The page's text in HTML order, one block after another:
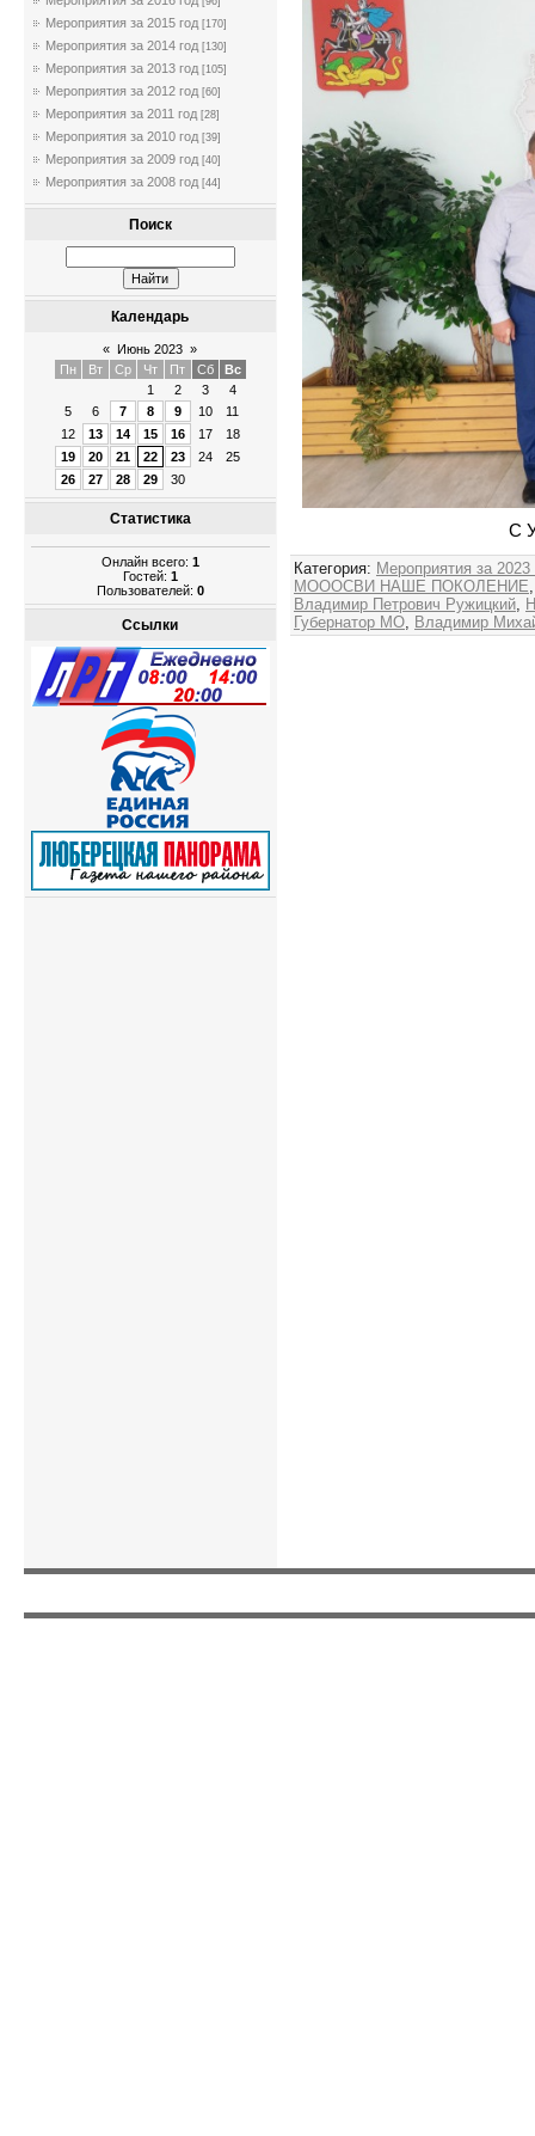
Мероприятия за 2015 год [170]
Мероприятия за 2014 год [130]
Мероприятия за 2013 год [105]
Мероприятия за 2012 год [60]
Мероприятия за 2011 год [28]
Мероприятия за 2010 год [39]
Мероприятия за 2009 год [40]
Мероприятия за 2008 год [44]
Поиск
Календарь
« Июнь 2023 »
Пн
Вт Ср Чт Пт Сб
Вс
1
2 3
4
5
6 7 8 9 10
11
12
13 14 15 16 17
18
19
20 21 22 23 24
25
26
27 28 29 30
Статистика
Онлайн всего: 1
Гостей: 1
Пользователей: 0
Ссылки
С
Категория: Мероприятия за 2023
МОООСВИ НАШЕ ПОКОЛЕНИЕ
Владимир Петрович Ружицкий
Губернатор МО Владимир